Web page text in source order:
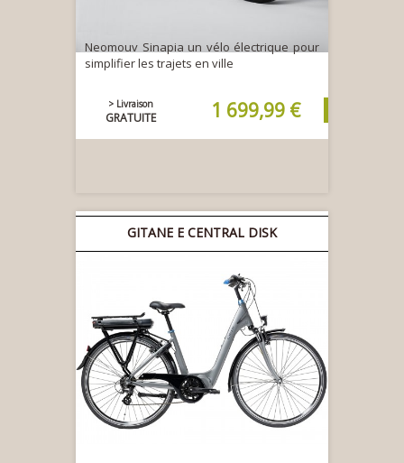
Neomouv Sinapia un vélo électrique pour
simplifier les trajets en ville
> Livraison
GRATUITE 1 699,99 €
GITANE E CENTRAL DISK